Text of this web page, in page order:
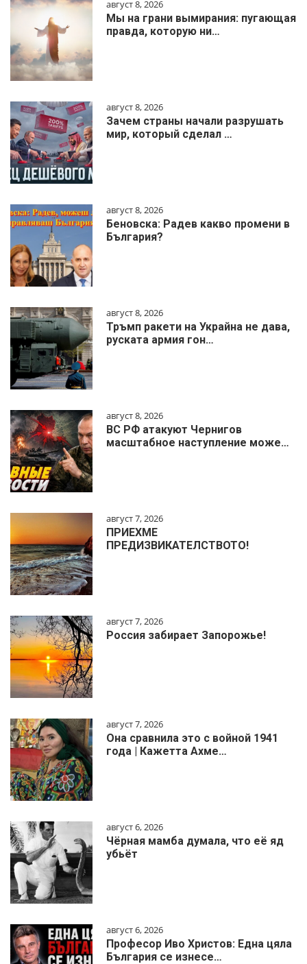
август 8, 2026
Мы на грани вымирания: пугающая
правда, которую ни…
август 8, 2026
Зачем страны начали разрушать
мир, который сделал …
август 8, 2026
Беновска: Радев какво промени в
България?
август 8, 2026
Тръмп ракети на Украйна не дава,
руската армия гон…
август 8, 2026
ВС РФ атакуют Чернигов
масштабное наступление може…
август 7, 2026
ПРИЕХМЕ
ПРЕДИЗВИКАТЕЛСТВОТО!
август 7, 2026
Россия забирает Запорожье!
август 7, 2026
Она сравнила это с войной 1941
года | Кажетта Ахме…
август 6, 2026
Чёрная мамба думала, что её яд
убьёт
август 6, 2026
Професор Иво Христов: Една цяла
България се изнесе…